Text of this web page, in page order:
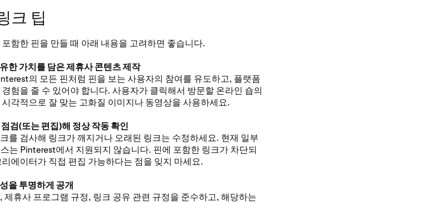
크 팁
함한 핀을 만들 때 아래 내용을 고려하면 좋습니다.
한 가치를 담은 제휴사 콘텐츠 제작
의 모든 핀처럼 핀을 보는 사용자의 참여를 유도하고, 플랫폼
험을 줄 수 있어야 합니다. 사용자가 클릭해서 방문할 온라인 숍의
각적으로 잘 맞는 고화질 이미지나 동영상을 사용하세요.
검(또는 편집)해 정상 작동 확인
를 검사해 링크가 깨지거나 오래된 링크는 수정하세요. 현재 일부
는 Pinterest에서 지원되지 않습니다. 핀에 포함한 링크가 차단되
에이터가 직접 편집 가능하다는 점을 잊지 마세요.
을 투명하게 공개
제휴사 프로그램 규정, 링크 공유 관련 규정을 준수하고, 해당하는